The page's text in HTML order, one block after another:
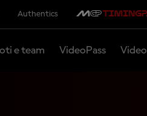
Authentics
e team VideoPass Video